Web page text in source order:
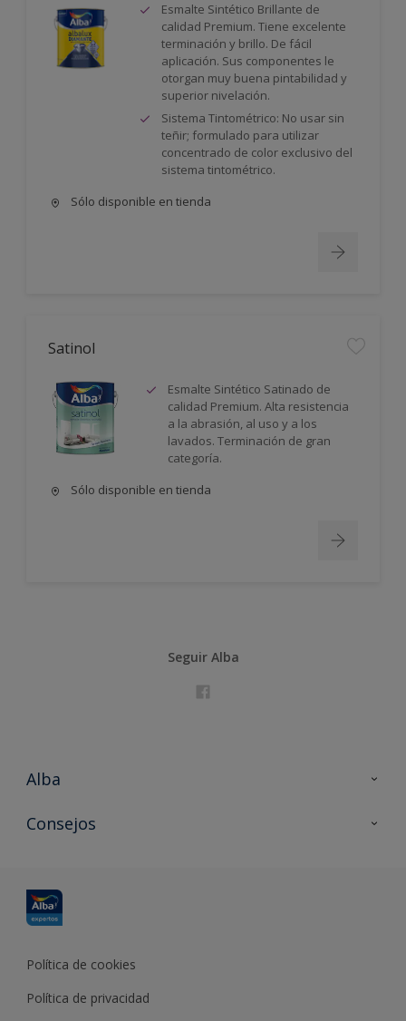
Esmalte Sintético Brillante de
calidad Premium. Tiene excelente
terminación y brillo. De fácil
aplicación. Sus componentes le
otorgan muy buena pintabilidad y
superior nivelación.
Sistema Tintométrico: No usar sin
teñir; formulado para utilizar
concentrado de color exclusivo del
sistema tintométrico.
Sólo disponible en tienda
Satinol
Esmalte Sintético Satinado de
calidad Premium. Alta resistencia
a la abrasión, al uso y a los
lavados. Terminación de gran
categoría.
Sólo disponible en tienda
Seguir Alba
Alba
Contacta con nosotros
Consejos
Política de cookies
Política de privacidad